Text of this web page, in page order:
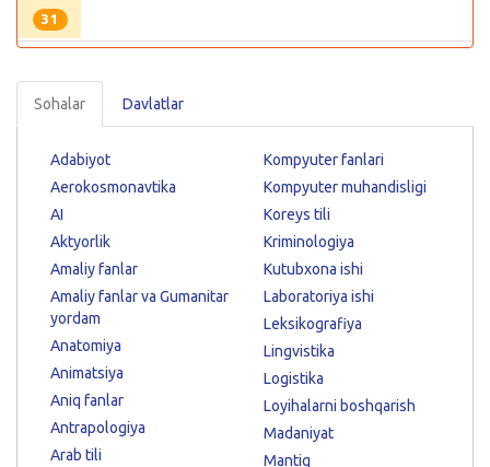
31
Sohalar Davlatlar
Adabiyot
Aerokosmonavtika
AI
Aktyorlik
Amaliy fanlar
Amaliy fanlar va Gumanitar
yordam
Anatomiya
Animatsiya
Aniq fanlar
Antrapologiya
Arab tili
Kompyuter fanlari
Kompyuter muhandisligi
Koreys tili
Kriminologiya
Kutubxona ishi
Laboratoriya ishi
Leksikografiya
Lingvistika
Logistika
Loyihalarni boshqarish
Madaniyat
Mantiq